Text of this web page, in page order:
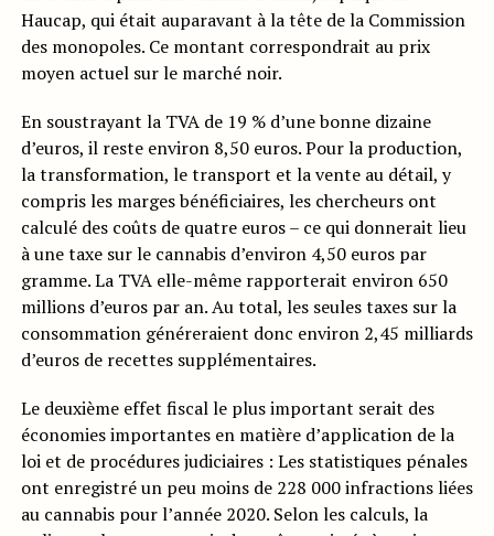
Haucap, qui était auparavant à la tête de la Commission
des monopoles. Ce montant correspondrait au prix
moyen actuel sur le marché noir.
En soustrayant la TVA de 19 % d’une bonne dizaine
d’euros, il reste environ 8,50 euros. Pour la production,
la transformation, le transport et la vente au détail, y
compris les marges bénéficiaires, les chercheurs ont
calculé des coûts de quatre euros – ce qui donnerait lieu
à une taxe sur le cannabis d’environ 4,50 euros par
gramme. La TVA elle-même rapporterait environ 650
millions d’euros par an. Au total, les seules taxes sur la
consommation généreraient donc environ 2,45 milliards
d’euros de recettes supplémentaires.
Le deuxième effet fiscal le plus important serait des
économies importantes en matière d’application de la
loi et de procédures judiciaires : Les statistiques pénales
ont enregistré un peu moins de 228 000 infractions liées
au cannabis pour l’année 2020. Selon les calculs, la